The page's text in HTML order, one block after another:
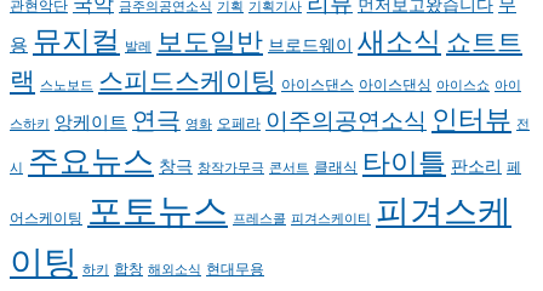
관현악단 금주의공연소식 기획 기획기사 먼저보고왔습니다
용 뮤지컬 발레 보도일반 브로드웨이 새소식쇼트트
랙 스노보드 스피드스케이팅 아이스댄스 아이스댄싱 아이스쇼 아이
스하키 앙케이트 연극 영화 오페라 이주의공연소식 인터뷰 전
시 주요뉴스 창극 창작가무극 콘서트 클래식 타이틀 판소리 페
어스케이팅 포토뉴스 프레스콜 피겨스케이티 피겨스케
이팅 하키 합창 해외소식 현대무용